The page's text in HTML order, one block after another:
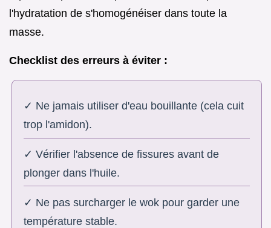
l'hydratation de s'homogénéiser dans toute la
masse.
Checklist des erreurs à éviter :
✓ Ne jamais utiliser d'eau bouillante (cela cuit
trop l'amidon).
✓ Vérifier l'absence de fissures avant de
plonger dans l'huile.
✓ Ne pas surcharger le wok pour garder une
température stable.